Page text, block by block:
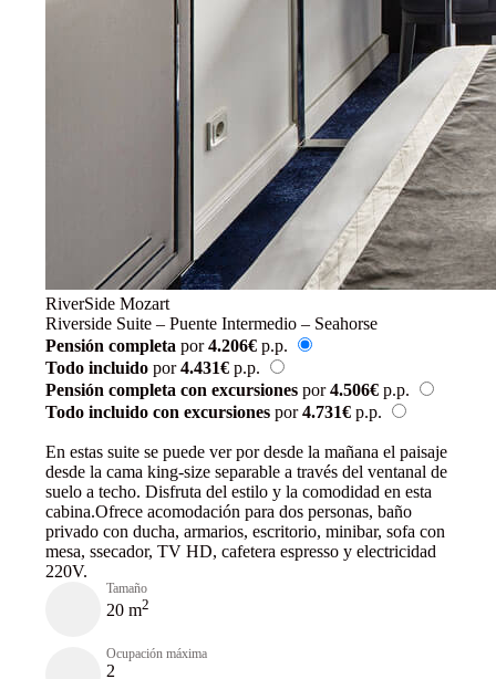
RiverSide Mozart
Riverside Suite – Puente Intermedio – Seahorse
Pensión completa por4.206€ p.p.
Todo incluidopor4.431€ p.p.
Pensión completa con excursionespor4.506€ p.p.
Todo incluido con excursionespor4.731€ p.p.
En estas suite se puede ver por desde la mañana el paisaje
desde la cama king-size separable a través del ventanal de
suelo a techo. Disfruta del estilo y la comodidad en esta
cabina.Ofrece acomodación para dos personas, baño
privado con ducha, armarios, escritorio, minibar, sofa con
mesa, ssecador, TV HD, cafetera espresso y electricidad
220V.
Tamaño
20 m2
Ocupación máxima
2